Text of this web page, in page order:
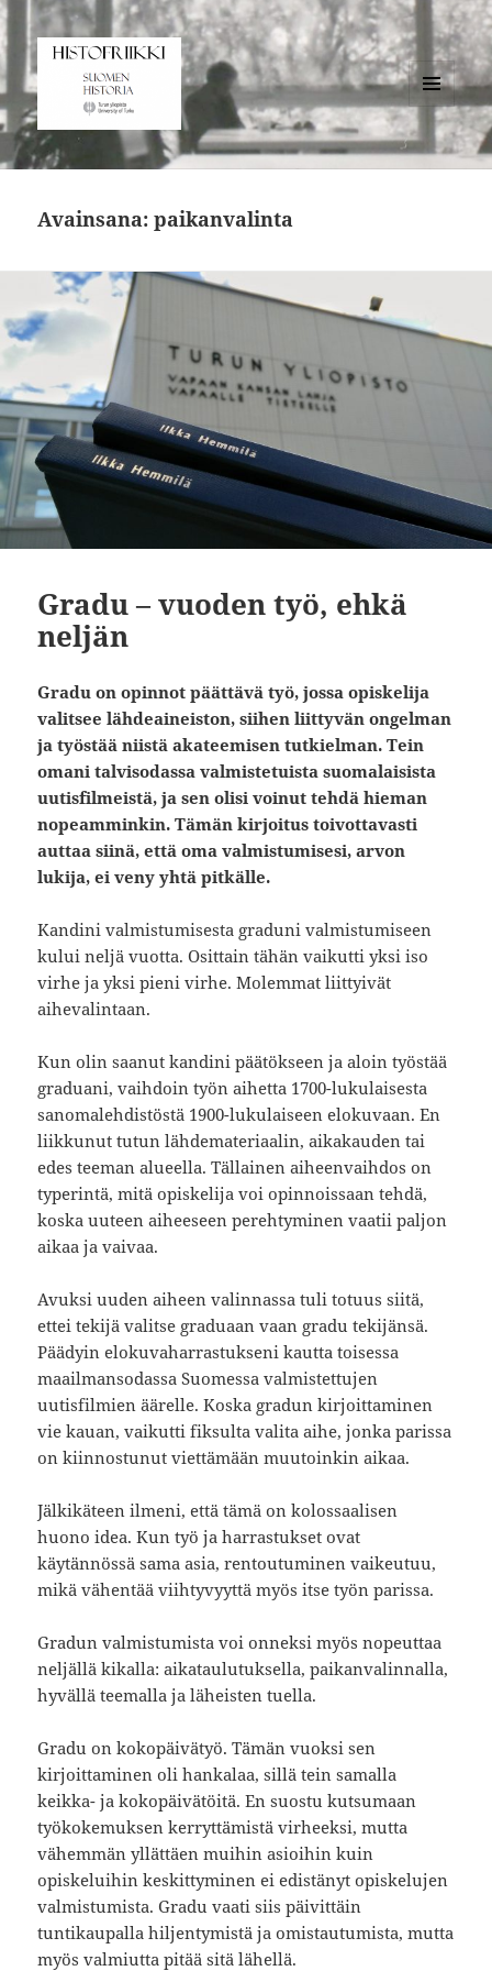
Histofriikki
VALIKKO
JA
VIMPAIMET
Avainsana:paikanvalinta
Gradu – vuoden työ, ehkä
neljän
Gradu on opinnot päättävä työ, jossa opiskelija
valitsee lähdeaineiston, siihen liittyvän ongelman
ja työstää niistä akateemisen tutkielman. Tein
omani talvisodassa valmistetuista suomalaisista
uutisfilmeistä, ja sen olisi voinut tehdä hieman
nopeamminkin. Tämän kirjoitus toivottavasti
auttaa siinä, että oma valmistumisesi, arvon
lukija, ei veny yhtä pitkälle.
Kandini valmistumisesta graduni valmistumiseen
kului neljä vuotta. Osittain tähän vaikutti yksi iso
virhe ja yksi pieni virhe. Molemmat liittyivät
aihevalintaan.
Kun olin saanut kandini päätökseen ja aloin työstää
graduani, vaihdoin työn aihetta 1700-lukulaisesta
sanomalehdistöstä 1900-lukulaiseen elokuvaan. En
liikkunut tutun lähdemateriaalin, aikakauden tai
edes teeman alueella. Tällainen aiheenvaihdos on
typerintä, mitä opiskelija voi opinnoissaan tehdä,
koska uuteen aiheeseen perehtyminen vaatii paljon
aikaa ja vaivaa.
Avuksi uuden aiheen valinnassa tuli totuus siitä,
ettei tekijä valitse graduaan vaan gradu tekijänsä.
Päädyin elokuvaharrastukseni kautta toisessa
maailmansodassa Suomessa valmistettujen
uutisfilmien äärelle. Koska gradun kirjoittaminen
vie kauan, vaikutti fiksulta valita aihe, jonka parissa
on kiinnostunut viettämään muutoinkin aikaa.
Jälkikäteen ilmeni, että tämä on kolossaalisen
huono idea. Kun työ ja harrastukset ovat
käytännössä sama asia, rentoutuminen vaikeutuu,
mikä vähentää viihtyvyyttä myös itse työn parissa.
Gradun valmistumista voi onneksi myös nopeuttaa
neljällä kikalla: aikataulutuksella, paikanvalinnalla,
hyvällä teemalla ja läheisten tuella.
Gradu on kokopäivätyö. Tämän vuoksi sen
kirjoittaminen oli hankalaa, sillä tein samalla
keikka- ja kokopäivätöitä. En suostu kutsumaan
työkokemuksen kerryttämistä virheeksi, mutta
vähemmän yllättäen muihin asioihin kuin
opiskeluihin keskittyminen ei edistänyt opiskelujen
valmistumista. Gradu vaati siis päivittäin
tuntikaupalla hiljentymistä ja omistautumista, mutta
myös valmiutta pitää sitä lähellä.